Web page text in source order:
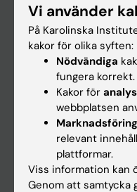
Stöd och verktyg
Utbildningsstöd
Forskarutbildning
Forskarstöd
Campus, hus och miljöer
Om
Vi använder
På Karolinska
kakor för olika syften:
Nödvändiga
fungera korrekt.
Kakor för analys
webbplatsen
relevant
plattformar.
Viss information kan
Genom att samtycka